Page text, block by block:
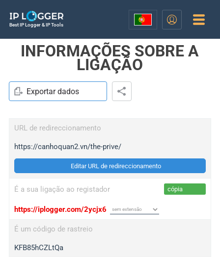
Best IP Logger & IP Tools
INFORMAÇÕES SOBRE A
LIGAÇÃO
Exportar dados
URL de redireccionamento
https://canhoquan2.vn/the-prive/
Editar URL de redireccionamento
É a sua ligação ao registador cópia
https://iplogger.com/2ycjx6
É um código de rastreio
KFB85hCZLtQa